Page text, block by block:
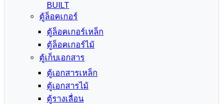
BUILT
ตู้ล็อคเกอร์
ตู้ล็อคเกอร์เหล็ก
ตู้ล็อคเกอร์ไม้
ตู้เก็บเอกสาร
ตู้เอกสารเหล็ก
ตู้เอกสารไม้
ตู้รางเลื่อน